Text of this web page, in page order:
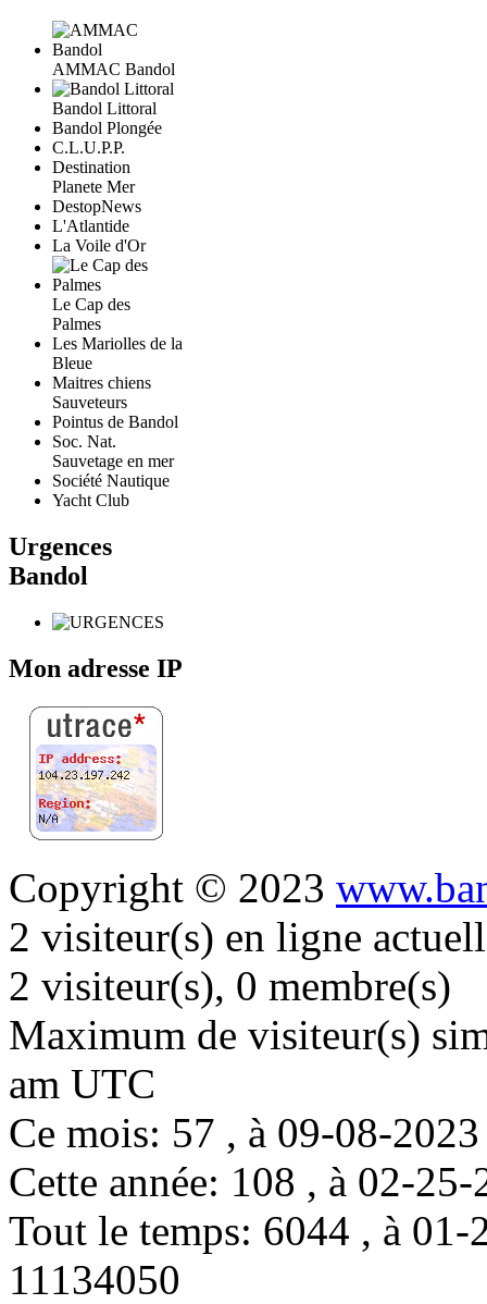
AMMAC Bandol
Bandol Littoral
Bandol Plongée
C.L.U.P.P.
Destination
Planete Mer
DestopNews
L'Atlantide
La Voile d'Or
Le Cap des
Palmes
Les Mariolles de la
Bleue
Maitres chiens
Sauveteurs
Pointus de Bandol
Soc. Nat.
Sauvetage en mer
Société Nautique
Yacht Club
Urgences
Bandol
Mon adresse IP
Copyright © 2023
2 visiteur(s) en ligne
2 visiteur(s), 0 membre(s)
Maximum de visiteur(s)
am UTC
Ce mois: 57 , à 09-08-
Cette année: 108 , à 02-
Tout le temps: 6044 , à
11134050